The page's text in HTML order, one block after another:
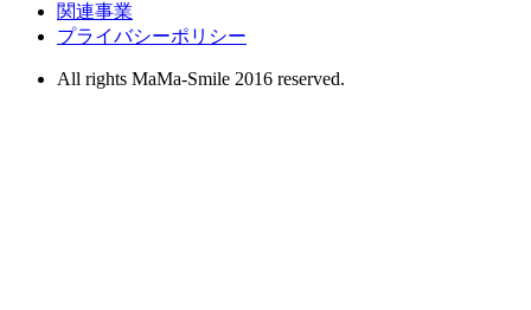
関連事業
プライバシーポリシー
All rights MaMa-Smile 2016 reserved.